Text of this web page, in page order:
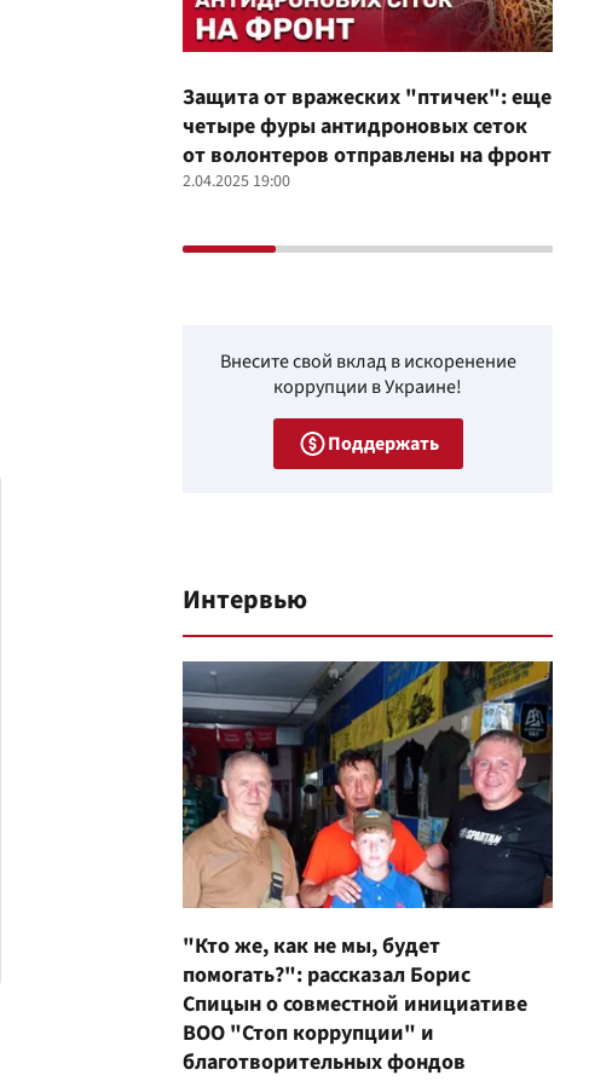
Защита от вражеских "птичек": еще
четыре фуры антидроновых сеток
от волонтеров отправлены на фронт
2.04.2025 19:00
Внесите свой вклад в искоренение
коррупции в Украине!
Поддержать
Интервью
"Кто же, как не мы, будет
помогать?": рассказал Борис
Спицын о совместной инициативе
ВОО "Стоп коррупции" и
благотворительных фондов